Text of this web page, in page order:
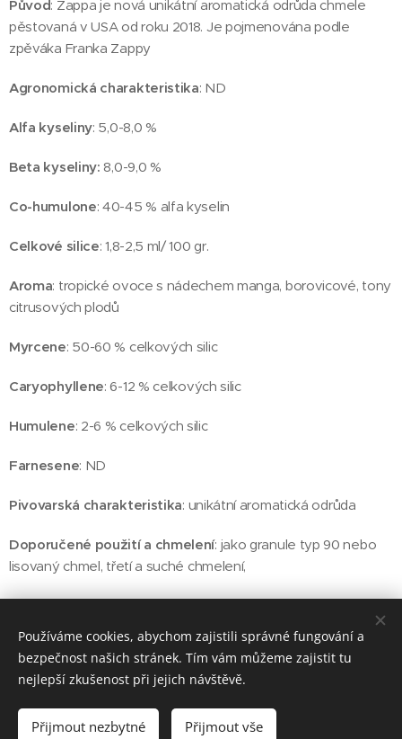
Původ: Zappa je nová unikátní aromatická odrůda chmele
pěstovaná v USA od roku 2018. Je pojmenována podle
zpěváka Franka Zappy
Agronomická charakteristika: ND
Alfa kyseliny: 5,0-8,0 %
Beta kyseliny: 8,0-9,0 %
Co-humulone: 40-45 % alfa kyselin
Celkové silice: 1,8-2,5 ml/ 100 gr.
Aroma: tropické ovoce s nádechem manga, borovicové, tony
citrusových plodů
Myrcene: 50-60 % celkových silic
Caryophyllene: 6-12 % celkových silic
Humulene: 2-6 % celkových silic
Farnesene: ND
Pivovarská charakteristika: unikátní aromatická odrůda
Doporučené použití a chmelení: jako granule typ 90 nebo
lisovaný chmel, třetí a suché chmelení,
© 2025 BRELEX, s. r. o.
Cookies
Používáme cookies, abychom zajistili správné fungování a
bezpečnost našich stránek. Tím vám můžeme zajistit tu
nejlepší zkušenost při jejich návštěvě.
Přijmout nezbytné Přijmout vše